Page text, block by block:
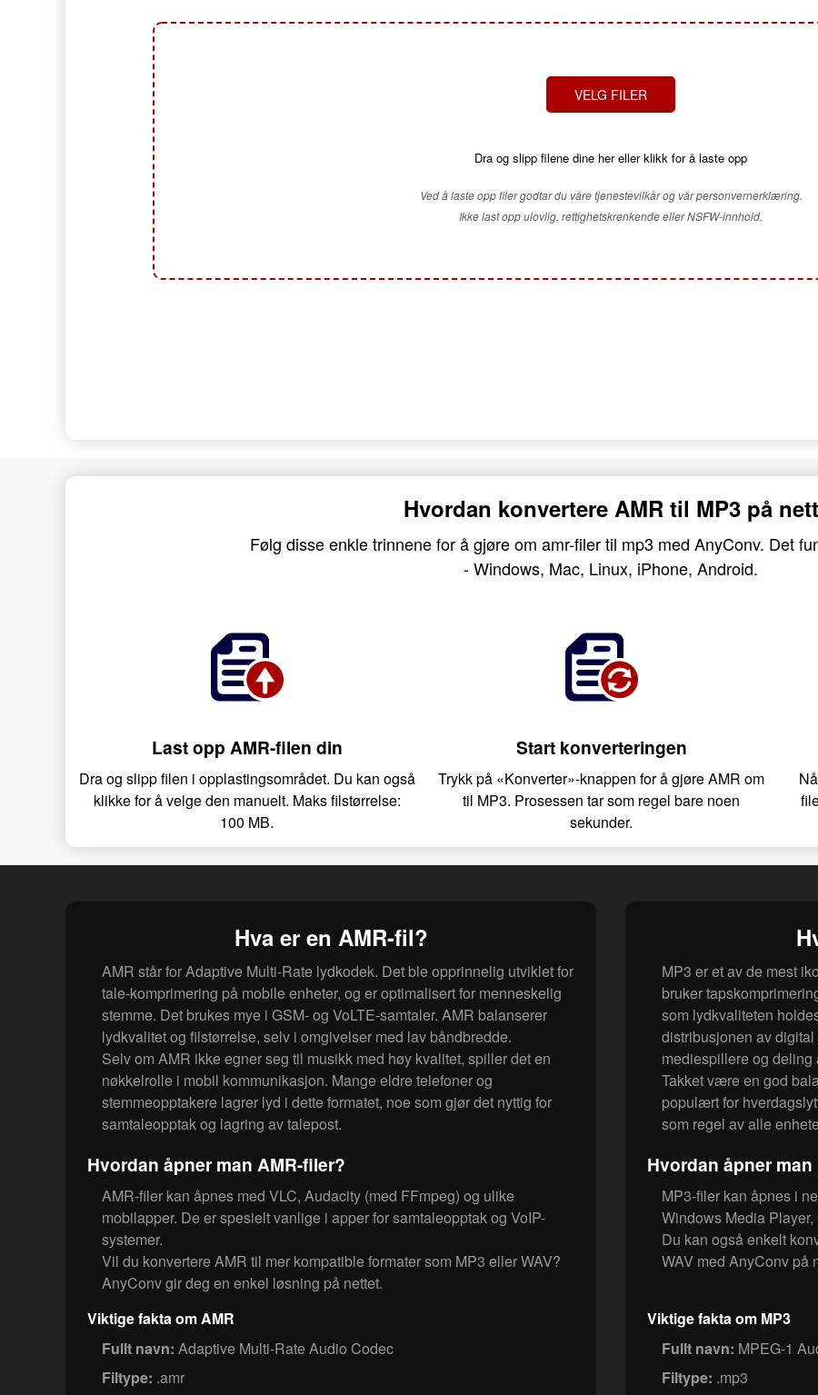
VELG FILER
Dra og slipp filene dine her eller klikk for å laste opp
Ved å laste opp filer godtar du våre tjenestevilkår og vår personvernerklæring.
Ikke last opp ulovlig, rettighetskrenkende eller NSFW-innhold.
Hvordan konvertere AMR til MP3 på nett
Følg disse enkle trinnene for å gjøre om amr-filer til mp3 med AnyConv. Det
- Windows, Mac, Linux, iPhone, Android.
Last opp AMR-filen din
Dra og slipp filen i opplastingsområdet. Du kan også
klikke for å velge den manuelt. Maks filstørrelse:
100 MB.
Start konverteringen
Trykk på «Konverter»-knappen for å gjøre AMR om
til MP3. Prosessen tar som regel bare noen
sekunder.
Hva er en AMR-fil?
AMR står for Adaptive Multi-Rate lydkodek. Det ble opprinnelig utviklet for
tale-komprimering på mobile enheter, og er optimalisert for menneskelig
stemme. Det brukes mye i GSM- og VoLTE-samtaler. AMR balanserer
lydkvalitet og filstørrelse, selv i omgivelser med lav båndbredde.
Selv om AMR ikke egner seg til musikk med høy kvalitet, spiller det en
nøkkelrolle i mobil kommunikasjon. Mange eldre telefoner og
stemmeopptakere lagrer lyd i dette formatet, noe som gjør det nyttig for
samtaleopptak og lagring av talepost.
Hvordan åpner man AMR-filer?
AMR-filer kan åpnes med VLC, Audacity (med FFmpeg) og ulike
mobilapper. De er spesielt vanlige i apper for samtaleopptak og VoIP-
systemer.
Vil du konvertere AMR til mer kompatible formater som MP3 eller WAV?
AnyConv gir deg en enkel løsning på nettet.
Viktige fakta om AMR
Fullt navn: Adaptive Multi-Rate Audio Codec
Filtype: .amr
MP3 er et av de mest
bruker
som lydkvaliteten
distribusjonen av
mediespillere og deling
Takket være en god
populært for
som regel av alle
Hvordan åpner man
MP3-filer kan åpnes i
Windows Media
Du kan også enkelt
WAV med AnyConv på
Viktige fakta om MP3
Fullt navn: MPEG-1
Filtype: .mp3